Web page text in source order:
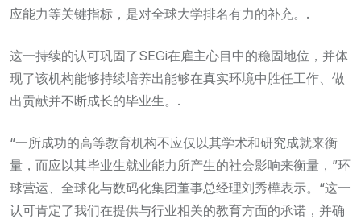
应能力等关键指标，是对全球大学排名有力的补充。.
这一持续的认可巩固了SEGi在雇主心目中的稳固地位，并体
现了该机构能够持续培养出能够在真实环境中胜任工作、做
出贡献并不断成长的毕业生。.
“一所成功的高等教育机构不应仅以其学术和研究成就来衡
量，而应以其毕业生就业能力所产生的社会影响来衡量，”环
球营运、全球化与数码化集团董事总经理刘秀樺表示。“这一
认可肯定了我们在提供与行业相关的教育方面的承诺，并确